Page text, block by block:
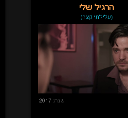
הרגיל שלי
(עלילתי קצר)
שנה: 2017